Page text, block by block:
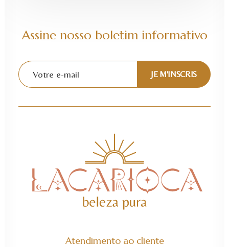
Assine nosso boletim informativo
Atendimento ao cliente